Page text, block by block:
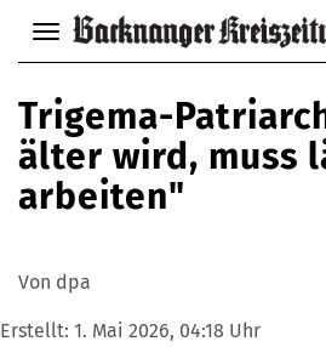
Navigation
anzeigen
bzw.
verbergen
Trigema-
älter wird, muss
arbeiten"
Von dpa
Erstellt: 1. Mai 2026, 04:18 Uhr